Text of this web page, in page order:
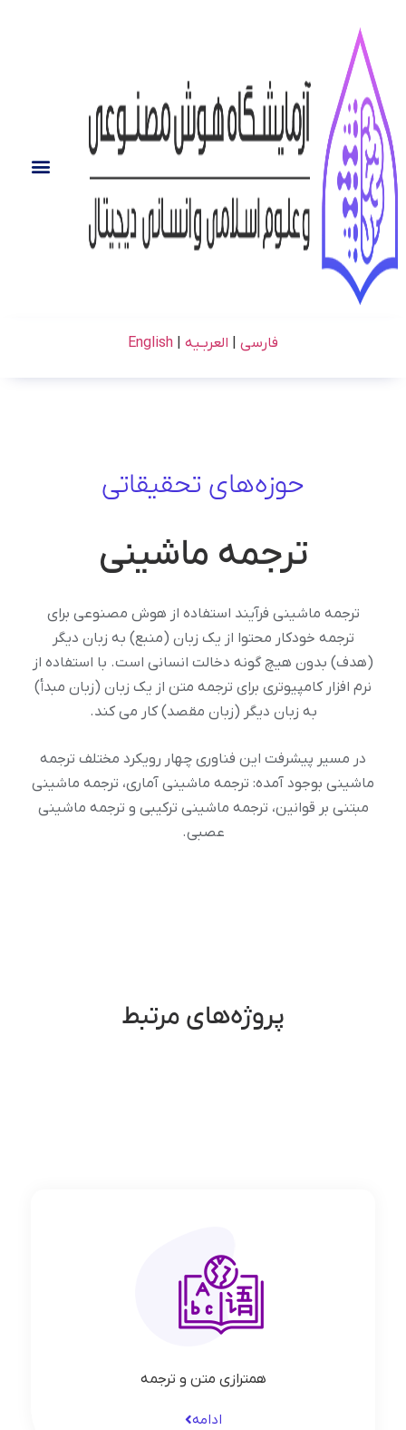
فارسی العربـیه English
حوزه‌های تحقیقاتی
ترجمه ماشینی
ترجمه ماشینی فرآیند استفاده از هوش مصنوعی برای
ترجمه خودکار محتوا از یک زبان (منبع) به زبان دیگر
(هدف) بدون هیچ گونه دخالت انسانی است. با استفاده از
نرم افزار کامپیوتری برای ترجمه متن از یک زبان (زبان مبدأ)
به زبان دیگر (زبان مقصد) کار می کند.
در مسیر پیشرفت این فناوری چهار رویکرد مختلف ترجمه
ماشینی بوجود آمده: ترجمه ماشینی آماری، ترجمه ماشینی
مبتنی بر قوانین، ترجمه ماشینی ترکیبی و ترجمه ماشینی
عصبی.
پروژه‌های مرتبط
همترازی متن و ترجمه
ادامه